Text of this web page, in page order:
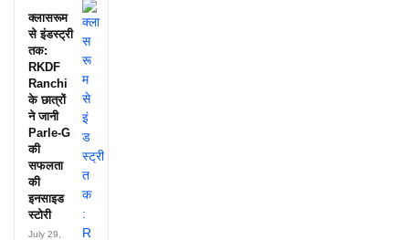
क्लासरूम
से इंडस्ट्री
तक:
RKDF
Ranchi
के छात्रों
ने जानी
Parle-G
की
सफलता
की
इनसाइड
स्टोरी
July 29,